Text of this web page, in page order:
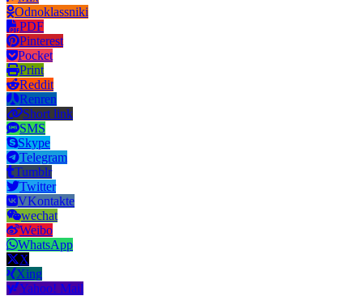
Odnoklassniki
PDF
Pinterest
Pocket
Print
Reddit
Renren
Short link
SMS
Skype
Telegram
Tumblr
Twitter
VKontakte
wechat
Weibo
WhatsApp
X
Xing
Yahoo! Mail